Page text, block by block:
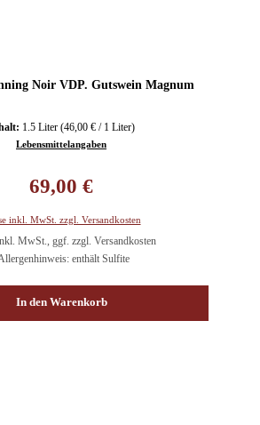
Noir VDP. Gutswein Magnum
1.5 Liter (46,00 € / 1 Liter)
Lebensmittelangaben
69,00 €
inkl. MwSt. zzgl. Versandkosten
MwSt., ggf. zzgl. Versandkosten
enthält Sulfite
In den Warenkorb